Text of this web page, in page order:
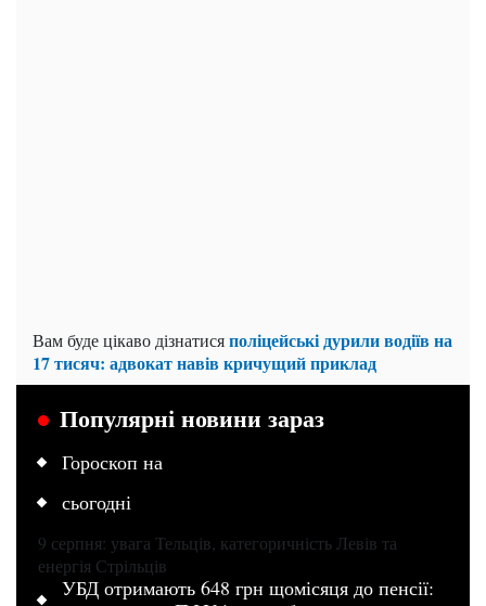
Вам буде цікаво дізнатисяполіцейські дурили водіїв на
17 тисяч: адвокат навів кричущий приклад
Популярні новини зараз
Гороскоп на
сьогодні
9 серпня: увага Тельців, категоричність Левів та
енергія Стрільців
УБД отримають 648 грн щомісяця до пенсії: